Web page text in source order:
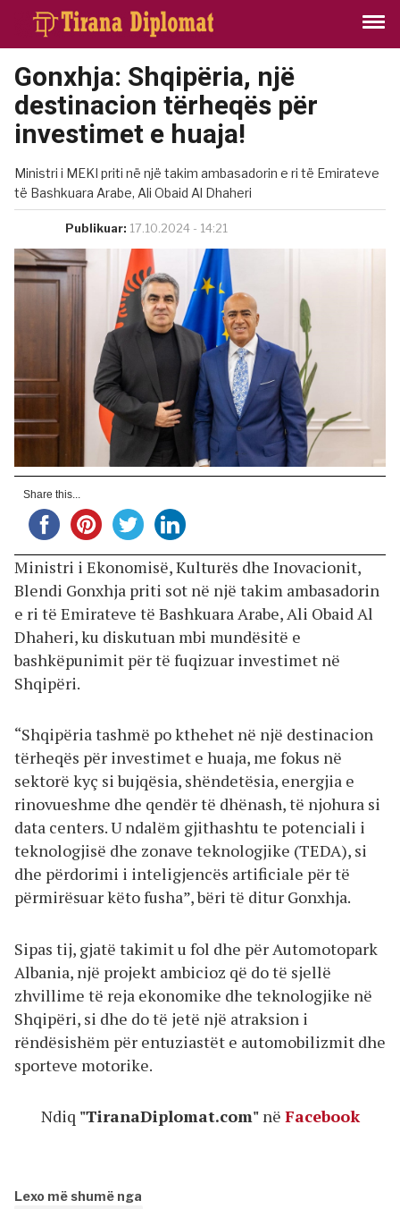
Gonxhja: Shqipëria, një
destinacion tërheqës për
investimet e huaja!
Ministri i MEKI priti në një takim ambasadorin e ri të Emirateve
të Bashkuara Arabe, Ali Obaid Al Dhaheri
Publikuar: 17.10.2024 - 14:21
Share this...
Ministri i Ekonomisë, Kulturës dhe Inovacionit,
Blendi Gonxhja priti sot në një takim ambasadorin
e ri të Emirateve të Bashkuara Arabe, Ali Obaid Al
Dhaheri, ku diskutuan mbi mundësitë e
bashkëpunimit për të fuqizuar investimet në
Shqipëri.
“Shqipëria tashmë po kthehet në një destinacion
tërheqës për investimet e huaja, me fokus në
sektorë kyç si bujqësia, shëndetësia, energjia e
rinovueshme dhe qendër të dhënash, të njohura si
data centers. U ndalëm gjithashtu te potenciali i
teknologjisë dhe zonave teknologjike (TEDA), si
dhe përdorimi i inteligjencës artificiale për të
përmirësuar këto fusha”, bëri të ditur Gonxhja.
Sipas tij, gjatë takimit u fol dhe për Automotopark
Albania, një projekt ambicioz që do të sjellë
zhvillime të reja ekonomike dhe teknologjike në
Shqipëri, si dhe do të jetë një atraksion i
rëndësishëm për entuziastët e automobilizmit dhe
sporteve motorike.
Ndiq "TiranaDiplomat.com" në Facebook
Lexo më shumë nga